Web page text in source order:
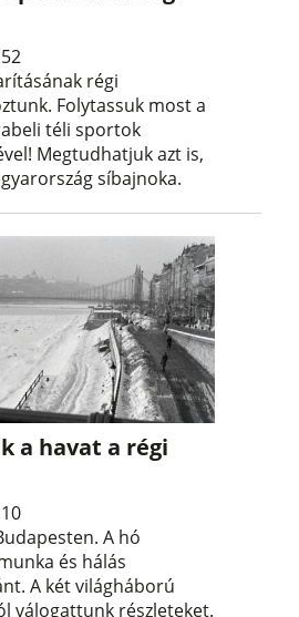
régi
Folytassuk most a
téli sportok
Megtudhatjuk azt is,
síbajnoka.
a havat a régi
A hó
és hálás
A két világháború
válogattunk részleteket.